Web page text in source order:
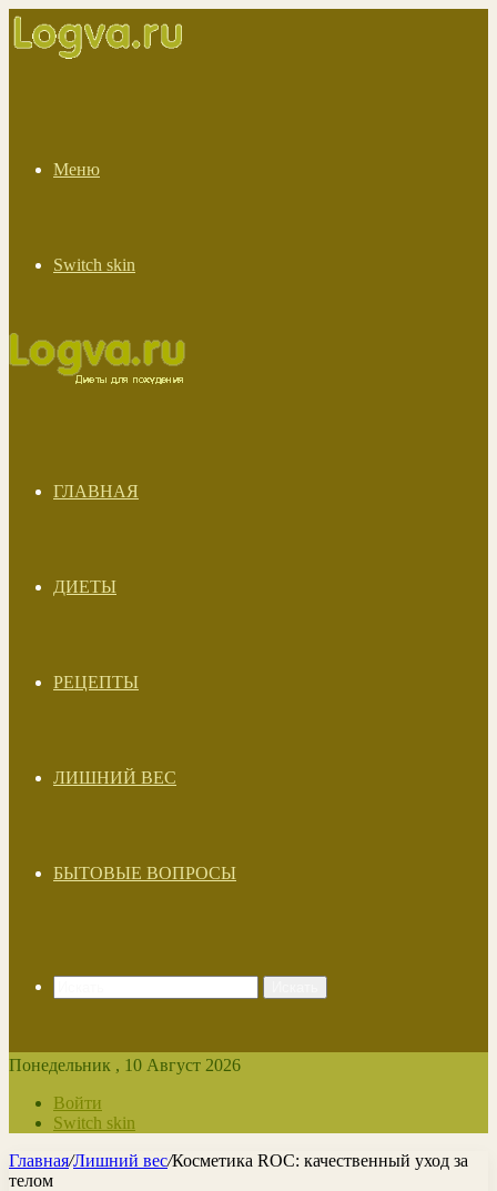
Меню
Switch skin
ГЛАВНАЯ
ДИЕТЫ
РЕЦЕПТЫ
ЛИШНИЙ ВЕС
БЫТОВЫЕ ВОПРОСЫ
Понедельник , 10 Август 2026
Войти
Switch skin
Главная/Лишний вес/Косметика ROC: качественный уход за
телом